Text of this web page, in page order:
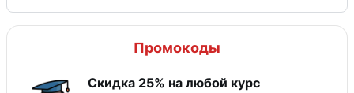
Промокоды
Скидка 25% на любой курс